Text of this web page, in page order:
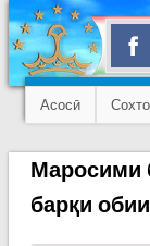
Асосӣ
Маросими
барқи